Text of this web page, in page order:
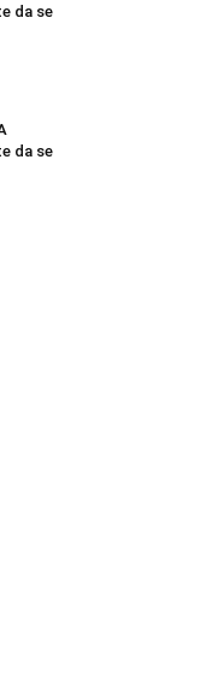
da se
da se